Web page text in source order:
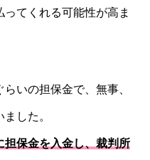
てくれる可能性が高ま
いの担保金で、無事、
した。
担保金を入金し、裁判所